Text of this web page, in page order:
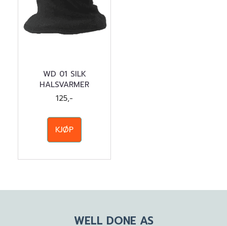
WD 01 SILK
HALSVARMER
125,-
KJØP
WELL DONE AS